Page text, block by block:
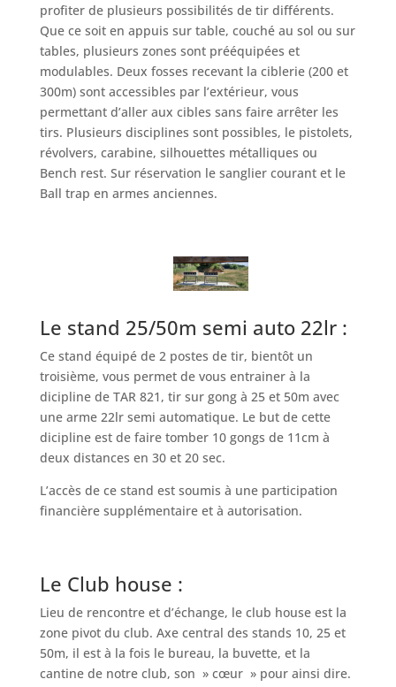
profiter de plusieurs possibilités de tir différents.
Que ce soit en appuis sur table, couché au sol ou sur
tables, plusieurs zones sont prééquipées et
modulables. Deux fosses recevant la ciblerie (200 et
300m) sont accessibles par l’extérieur, vous
permettant d’aller aux cibles sans faire arrêter les
tirs. Plusieurs disciplines sont possibles, le pistolets,
révolvers, carabine, silhouettes métalliques ou
Bench rest. Sur réservation le sanglier courant et le
Ball trap en armes anciennes.
Le stand 25/50m semi auto 22lr :
Ce stand équipé de 2 postes de tir, bientôt un
troisième, vous permet de vous entrainer à la
dicipline de TAR 821, tir sur gong à 25 et 50m avec
une arme 22lr semi automatique. Le but de cette
dicipline est de faire tomber 10 gongs de 11cm à
deux distances en 30 et 20 sec.
L’accès de ce stand est soumis à une participation
financière supplémentaire et à autorisation.
Le Club house :
Lieu de rencontre et d’échange, le club house est la
zone pivot du club. Axe central des stands 10, 25 et
50m, il est à la fois le bureau, la buvette, et la
cantine de notre club, son » cœur » pour ainsi dire.